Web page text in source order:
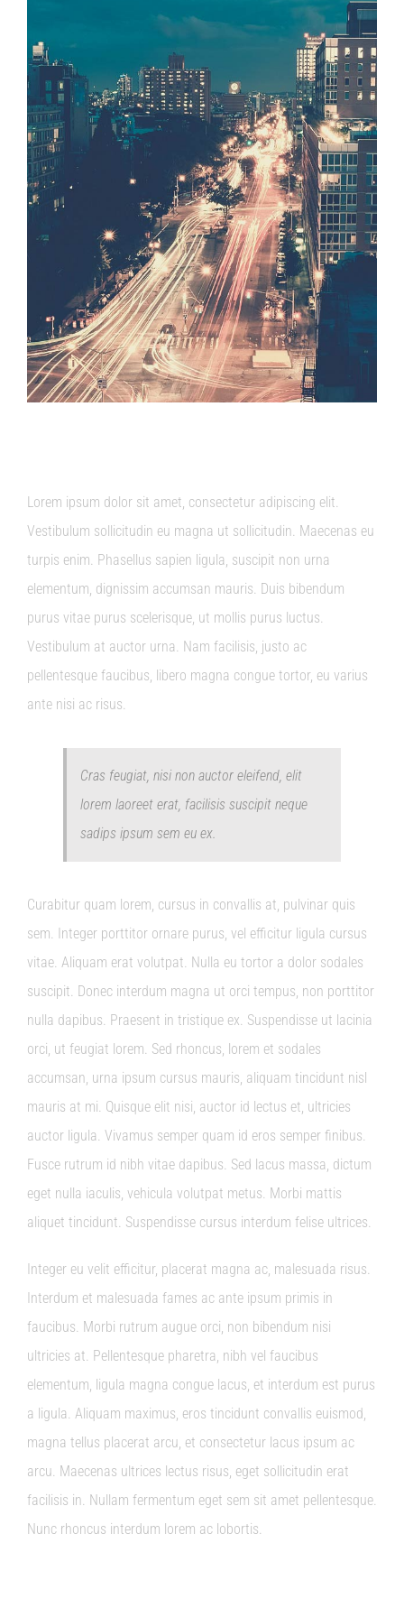
SINGEN
COACHING
KONTAKT
Lorem ipsum dolor sit amet, consectetur adipiscing elit.
Vestibulum sollicitudin eu magna ut sollicitudin. Maecenas eu
turpis enim. Phasellus sapien ligula, suscipit non urna
elementum, dignissim accumsan mauris. Duis bibendum
purus vitae purus scelerisque, ut mollis purus luctus.
Vestibulum at auctor urna. Nam facilisis, justo ac
pellentesque faucibus, libero magna congue tortor, eu varius
ante nisi ac risus.
Cras feugiat, nisi non auctor eleifend, elit
lorem laoreet erat, facilisis suscipit neque
sadips ipsum sem eu ex.
Curabitur quam lorem, cursus in convallis at, pulvinar quis
sem. Integer porttitor ornare purus, vel efficitur ligula cursus
vitae. Aliquam erat volutpat. Nulla eu tortor a dolor sodales
suscipit. Donec interdum magna ut orci tempus, non porttitor
nulla dapibus. Praesent in tristique ex. Suspendisse ut lacinia
orci, ut feugiat lorem. Sed rhoncus, lorem et sodales
accumsan, urna ipsum cursus mauris, aliquam tincidunt nisl
mauris at mi. Quisque elit nisi, auctor id lectus et, ultricies
auctor ligula. Vivamus semper quam id eros semper finibus.
Fusce rutrum id nibh vitae dapibus. Sed lacus massa, dictum
eget nulla iaculis, vehicula volutpat metus. Morbi mattis
aliquet tincidunt. Suspendisse cursus interdum felise ultrices.
Integer eu velit efficitur, placerat magna ac, malesuada risus.
Interdum et malesuada fames ac ante ipsum primis in
faucibus. Morbi rutrum augue orci, non bibendum nisi
ultricies at. Pellentesque pharetra, nibh vel faucibus
elementum, ligula magna congue lacus, et interdum est purus
a ligula. Aliquam maximus, eros tincidunt convallis euismod,
magna tellus placerat arcu, et consectetur lacus ipsum ac
arcu. Maecenas ultrices lectus risus, eget sollicitudin erat
facilisis in. Nullam fermentum eget sem sit amet pellentesque.
Nunc rhoncus interdum lorem ac lobortis.